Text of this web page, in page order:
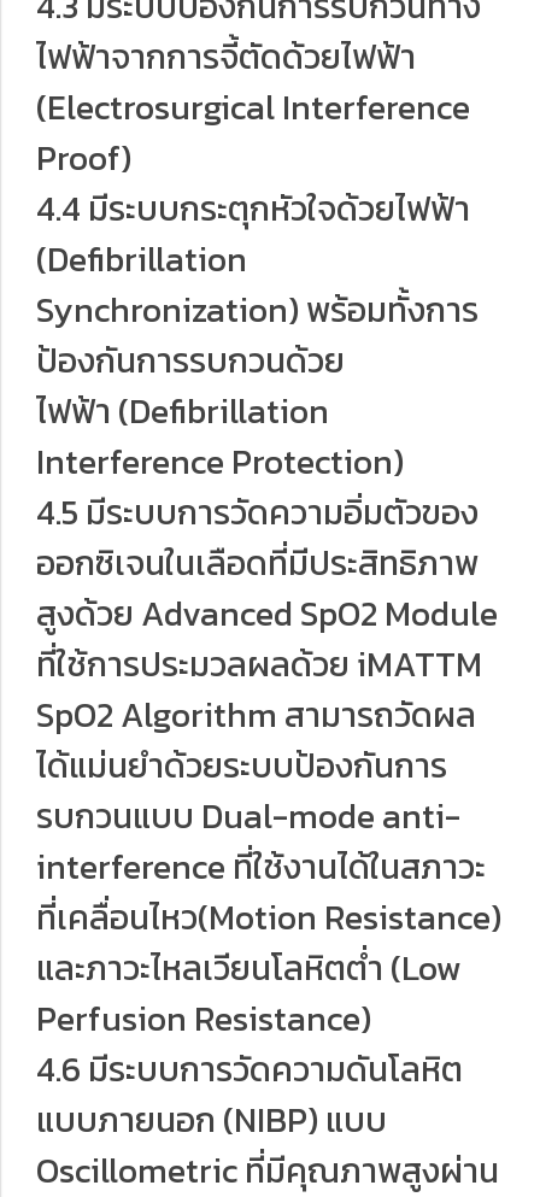
ไฟฟ้าจากการจี้ตัดด้วยไฟฟ้า
(Electrosurgical Interference
Proof)
4.4 มีระบบกระตุกหัวใจด้วยไฟฟ้า
(Defibrillation
Synchronization) พร้อมทั้งการ
ป้องกันการรบกวนด้วย
ไฟฟ้า (Defibrillation
Interference Protection)
4.5 มีระบบการวัดความอิ่มตัวของ
ออกซิเจนในเลือดที่มีประสิทธิภาพ
สูงด้วย Advanced SpO2 Module
ที่ใช้การประมวลผลด้วย iMATTM
SpO2 Algorithm สามารถวัดผล
ได้แม่นยำด้วยระบบป้องกันการ
รบกวนแบบ Dual-mode anti-
interference ที่ใช้งานได้ในสภาวะ
ที่เคลื่อนไหว(Motion Resistance)
และภาวะไหลเวียนโลหิตต่ำ (Low
Perfusion Resistance)
4.6 มีระบบการวัดความดันโลหิต
แบบภายนอก (NIBP) แบบ
Oscillometric ที่มีคุณภาพสูงผ่าน